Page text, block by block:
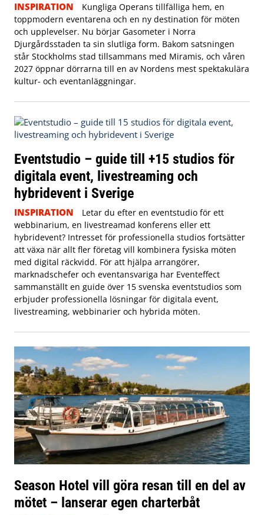
INSPIRATION
Kungliga Operans tillfälliga hem, en
toppmodern eventarena och en ny destination för möten
och upplevelser. Nu börjar Gasometer i Norra
Djurgårdsstaden ta sin slutliga form. Bakom satsningen
står Stockholms stad tillsammans med Miramis, och våren
2027 öppnar dörrarna till en av Nordens mest spektakulära
kultur- och eventanläggningar.
Eventstudio – guide till +15 studios för
digitala event, livestreaming och
hybridevent i Sverige
INSPIRATION
Letar du efter en eventstudio för ett
webbinarium, en livestreamad konferens eller ett
hybridevent? Intresset för professionella studios fortsätter
att växa när allt fler företag vill kombinera fysiska möten
med digital räckvidd. För att hjälpa arrangörer,
marknadschefer och eventansvariga har Eventeffect
sammanställt en guide över 15 svenska eventstudios som
erbjuder professionella lösningar för digitala event,
livestreaming, webbinarier och hybrida möten.
Season Hotel vill göra resan till en del av
mötet – lanserar egen charterbåt